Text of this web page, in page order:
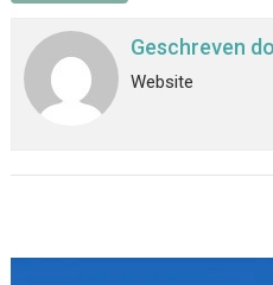
Geschreven
Website